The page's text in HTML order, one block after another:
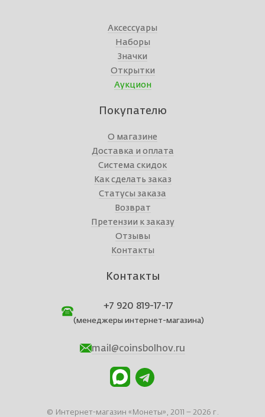
Аксессуары
Наборы
Значки
Открытки
Аукцион
Покупателю
О магазине
Доставка и оплата
Система скидок
Как сделать заказ
Статусы заказа
Возврат
Претензии к заказу
Отзывы
Контакты
Контакты
+7 920 819-17-17
(менеджеры интернет-магазина)
mail@coinsbolhov.ru
© Интернет-магазин «Монеты», 2011 – 2026 г.